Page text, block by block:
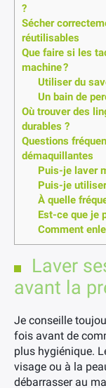
?
Sécher
réutilisables
Que faire si les
machine ?
Utiliser du
Un bain de
Où trouver des
durables ?
Questions
démaquillantes
Puis-je laver
Puis-je
À quelle
Est-ce que je
Comment
Laver
avant la
Je conseille
fois avant de
plus hygiénique.
visage ou à la
débarrasser au